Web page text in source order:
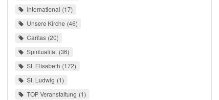
International 17
Unsere Kirche 46
Caritas 20
Spiritualität 36
St. Elisabeth 172
St. Ludwig 1
TOP Veranstaltung 1